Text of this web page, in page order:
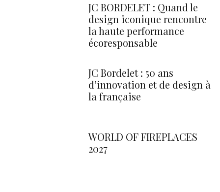
JC BORDELET : Quand le
design iconique rencontre
la haute performance
écoresponsable
JC Bordelet : 50 ans
d’innovation et de design à
la française
WORLD OF FIREPLACES
2027